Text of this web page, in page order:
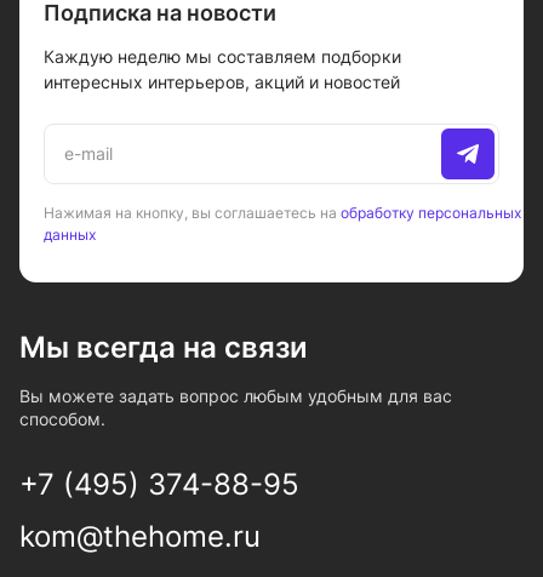
Подписка на новости
Каждую неделю мы составляем подборки
интересных интерьеров, акций и новостей
Нажимая на кнопку, вы соглашаетесь на обработку персональных
данных
Мы всегда на связи
Вы можете задать вопрос любым удобным для вас
способом.
+7 (495) 374-88-95
kom@thehome.ru